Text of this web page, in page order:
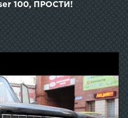
100, ПРОСТИ!